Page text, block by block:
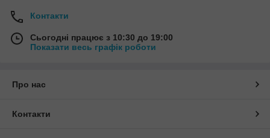
Контакти
Сьогодні працює з 10:30 до 19:00
Показати весь графік роботи
Про нас
Контакти